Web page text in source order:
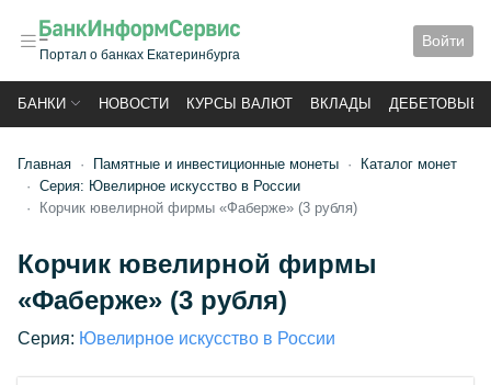
Портал о банках Екатеринбурга
Войти
БАНКИ НОВОСТИ КУРСЫ ВАЛЮТ ВКЛАДЫ ДЕБЕТОВЫЕ
Главная Памятные и инвестиционные монеты
Каталог монет
Серия: Ювелирное искусство в России
Корчик ювелирной фирмы «Фаберже» (3 рубля)
Корчик ювелирной фирмы
«Фаберже» (3 рубля)
Серия: Ювелирное искусство в России